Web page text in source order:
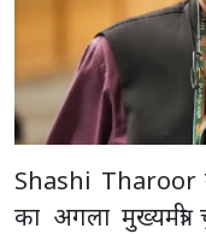
Shashi Tharoor
का अगला